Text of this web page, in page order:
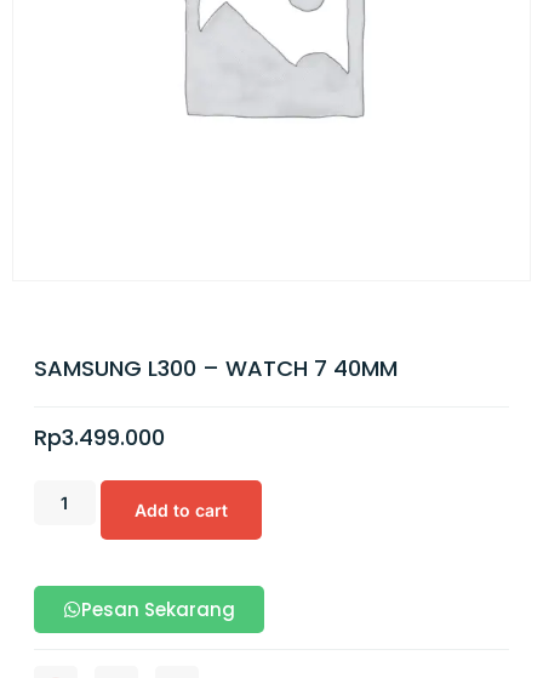
SAMSUNG L300 – WATCH 7 40MM
Rp3.499.000
Add to cart
Pesan Sekarang